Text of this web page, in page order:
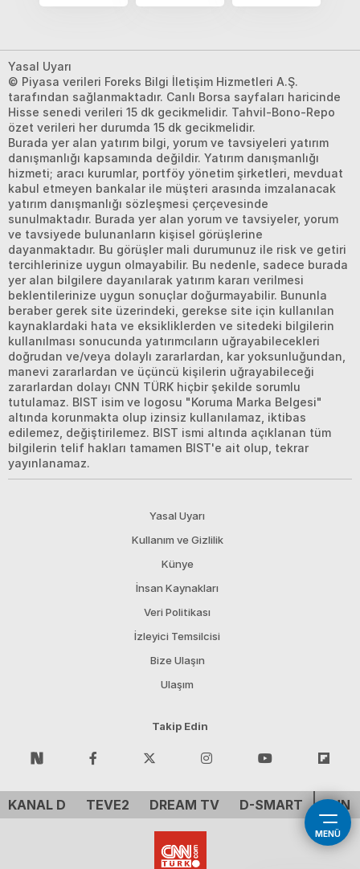
MENÜ
Yasal Uyarı
© Piyasa verileri Foreks Bilgi İletişim Hizmetleri A.Ş.
tarafından sağlanmaktadır. Canlı Borsa sayfaları haricinde
Hisse senedi verileri 15 dk gecikmelidir. Tahvil-Bono-Repo
özet verileri her durumda 15 dk gecikmelidir.
Burada yer alan yatırım bilgi, yorum ve tavsiyeleri yatırım
danışmanlığı kapsamında değildir. Yatırım danışmanlığı
hizmeti; aracı kurumlar, portföy yönetim şirketleri, mevduat
kabul etmeyen bankalar ile müşteri arasında imzalanacak
yatırım danışmanlığı sözleşmesi çerçevesinde
sunulmaktadır. Burada yer alan yorum ve tavsiyeler, yorum
ve tavsiyede bulunanların kişisel görüşlerine
dayanmaktadır. Bu görüşler mali durumunuz ile risk ve getiri
tercihlerinize uygun olmayabilir. Bu nedenle, sadece burada
yer alan bilgilere dayanılarak yatırım kararı verilmesi
beklentilerinize uygun sonuçlar doğurmayabilir. Bununla
beraber gerek site üzerindeki, gerekse site için kullanılan
kaynaklardaki hata ve eksikliklerden ve sitedeki bilgilerin
kullanılması sonucunda yatırımcıların uğrayabilecekleri
doğrudan ve/veya dolaylı zararlardan, kar yoksunluğundan,
manevi zararlardan ve üçüncü kişilerin uğrayabileceği
zararlardan dolayı CNN TÜRK hiçbir şekilde sorumlu
tutulamaz. BIST isim ve logosu "Koruma Marka Belgesi"
altında korunmakta olup izinsiz kullanılamaz, iktibas
edilemez, değiştirilemez. BIST ismi altında açıklanan tüm
bilgilerin telif hakları tamamen BIST'e ait olup, tekrar
yayınlanamaz.
Yasal Uyarı
Kullanım ve Gizlilik
Künye
İnsan Kaynakları
Veri Politikası
İzleyici Temsilcisi
Bize Ulaşın
Ulaşım
Takip Edin
KANAL D TEVE2 DREAM TV D-SMART CNN